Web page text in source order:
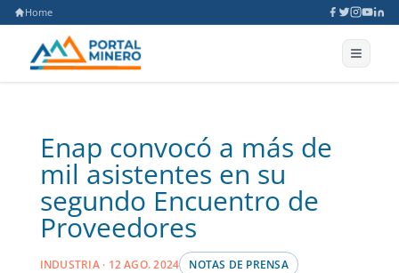
Home
Enap convocó a más de
mil asistentes en su
segundo Encuentro de
Proveedores
INDUSTRIA · 12 AGO. 2024 NOTAS DE PRENSA